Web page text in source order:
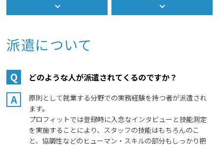
派遣について
Q どのような人が派遣されてくるのですか？
A
原則として就業する分野での実務経験を持つ者が派遣され
ます。
プロフィットでは登録時に入念なインタビューと技能測定
を実施することにより、スタッフの技能はもちろんのこ
と、協調性などのヒューマン・スキルの部分もしっかり把